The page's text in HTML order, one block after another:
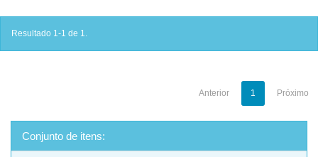
Resultado 1-1 de 1.
Anterior 1 Próximo
Conjunto de itens: